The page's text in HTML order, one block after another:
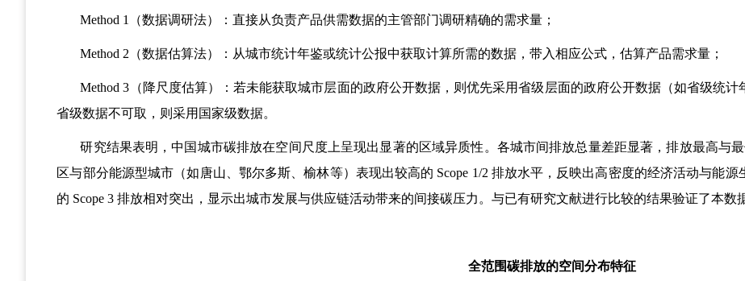
Method 1 （数据调研法）：直接从负责产品供需数据的主管部门调研精确的需求量；
Method 2 （数据估算法）：从城市统计年鉴或统计公报中获取计算所需的数据，带入相应公式，估算产品需求量；
Method 3 （降尺度估算）：若未能获取城市层面的政府公开数据，则优先采用省级层面的政府公开数据（如省级统
省级数据不可取，则采用国家级数据。
研究结果表明，中国城市碳排放在空间尺度上呈现出显著的区域异质性。各城市间排放总量差距显著，排放最高与
区与部分能源型城市（如唐山、鄂尔多斯、榆林等）表现出较高的 Scope 1/2 排放水平，反映出高密度的经济活动与能
的 Scope 3排放相对突出，显示出城市发展与供应链活动带来的间接碳压力。与已有研究文献进行比较的结果验证了本数
全范围碳排放的空间分布特征